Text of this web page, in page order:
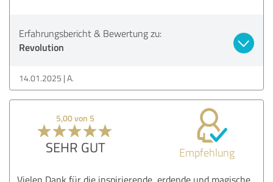
Erfahrungsbericht & Bewertung zu:
Revolution
14.01.2025 A.
5,00 von 5
SEHR GUT Empfehlung